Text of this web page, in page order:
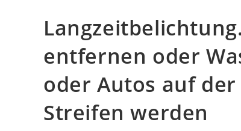
entfernen oder
oder Autos auf
Streifen werden